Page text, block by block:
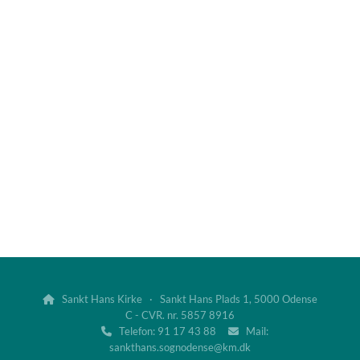

Sankt Hans Kirke · Sankt Hans Plads 1, 5000 Odense
C - CVR. nr. 5857 8916
 Telefon: 91 17 43 88 
Mail:
sankthans.sognodense@km.dk